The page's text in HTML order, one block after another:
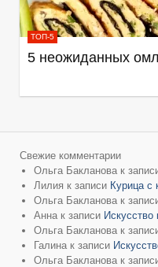
ТОП-5
5 неожиданных
Свежие комментарии
Ольга Бакланова к
Лилия к записи Курица с
Ольга Бакланова к
Анна к записи
Ольга Бакланова к
Галина к записи
Ольга Бакланова к